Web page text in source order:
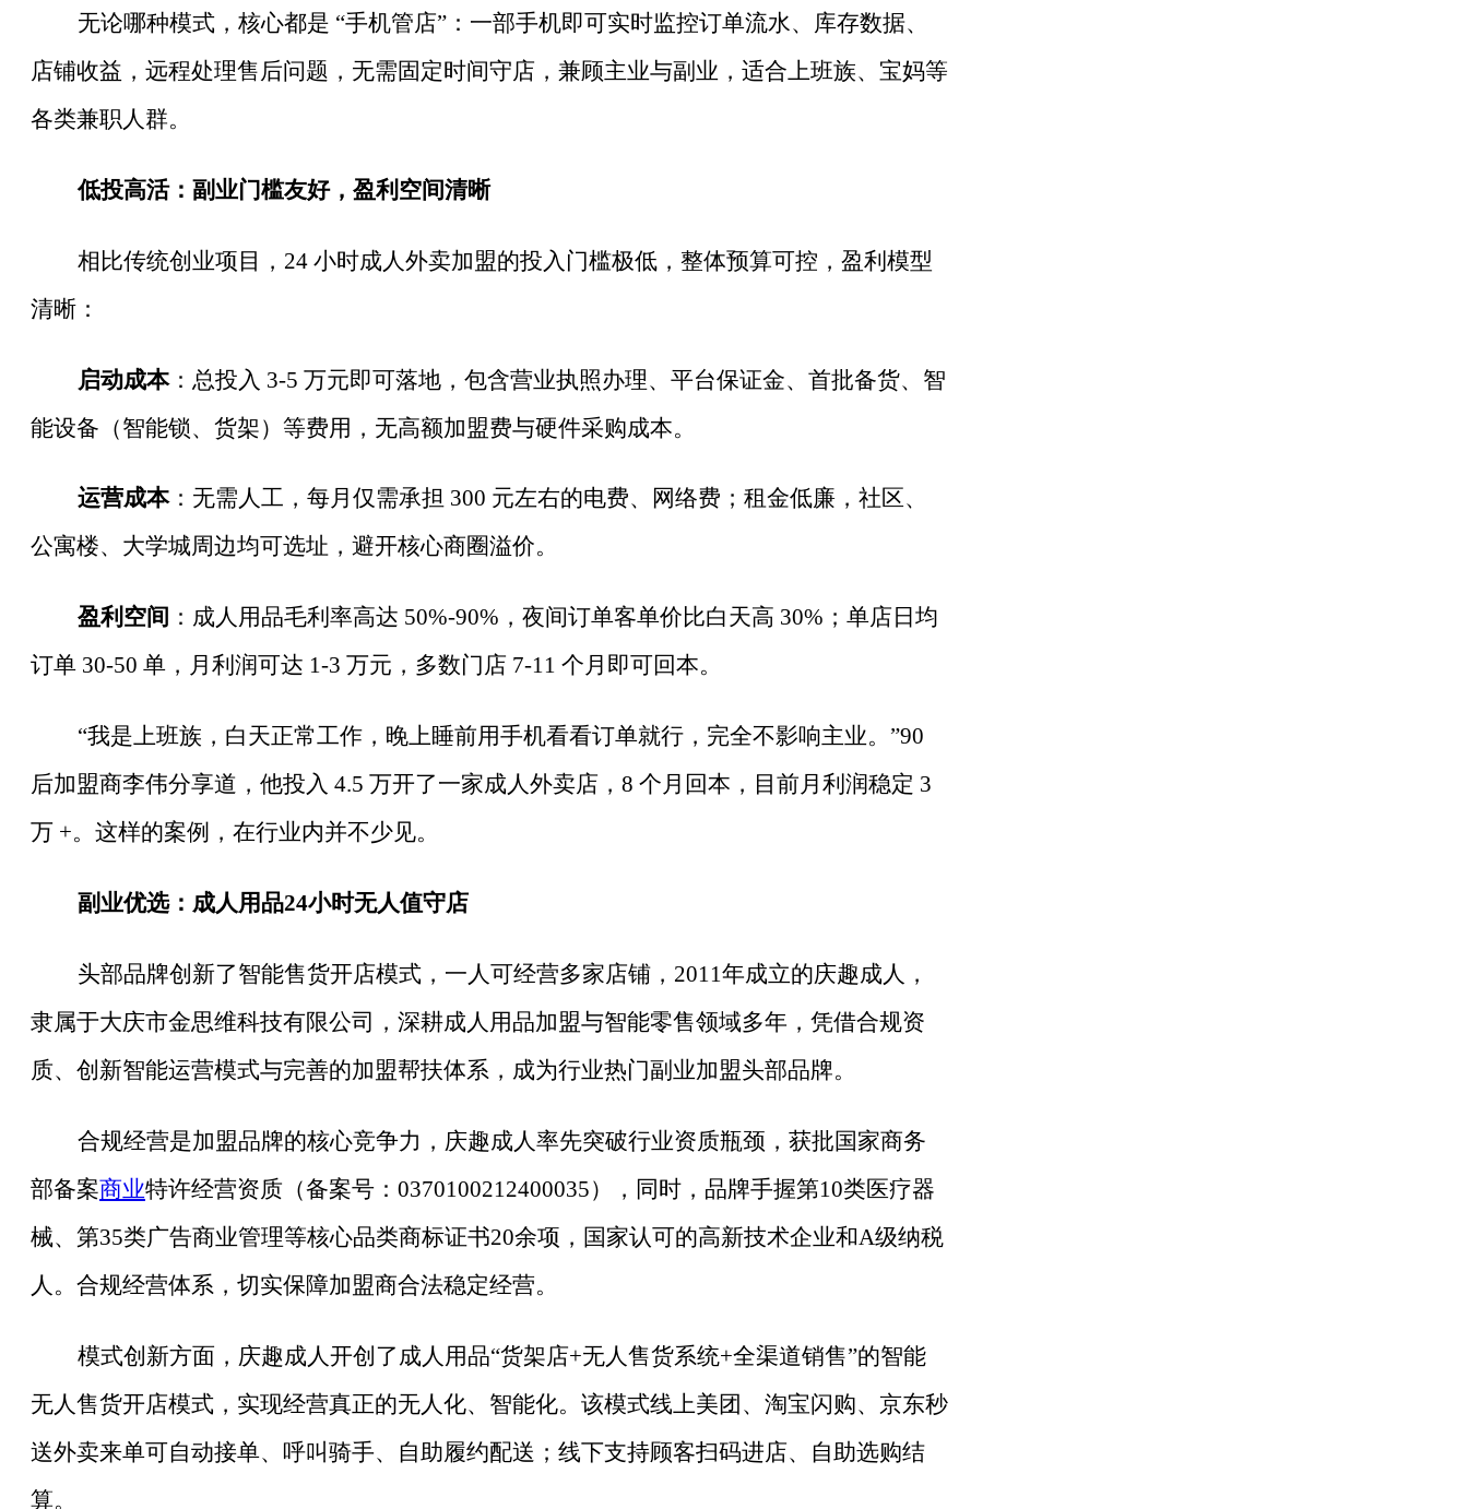
无论哪种模式，核心都是 “手机管店”：一部手机即可实时监控订单流水、库存数据、
店铺收益，远程处理售后问题，无需固定时间守店，兼顾主业与副业，适合上班族、宝妈等
各类兼职人群。
低投高活：副业门槛友好，盈利空间清晰
相比传统创业项目， 24 小时成人外卖加盟的投入门槛极低，整体预算可控，盈利模型
清晰：
启动成本：总投入 3-5 万元即可落地，包含营业执照办理、平台保证金、首批备货、智
能设备（智能锁、货架）等费用，无高额加盟费与硬件采购成本。
运营成本：无需人工，每月仅需承担 300 元左右的电费、网络费；租金低廉，社区、
公寓楼、大学城周边均可选址，避开核心商圈溢价。
盈利空间 ：成人用品毛利率高达 50%-90%，夜间订单客单价比白天高 30%；单店日均
订单 30-50 单，月利润可达 1-3 万元，多数门店 7-11 个月即可回本。
“我是上班族，白天正常工作，晚上睡前用手机看看订单就行，完全不影响主业。”90
后加盟商李伟分享道，他投入 4.5 万开了一家成人外卖店，8 个月回本，目前月利润稳定 3
万 +。这样的案例，在行业内并不少见。
副业优选：成人用品24小时无人值守店
头部品牌创新了智能售货开店模式，一人可经营多家店铺， 2011年成立的庆趣成人，
隶属于大庆市金思维科技有限公司，深耕成人用品加盟与智能零售领域多年，凭借合规资
质、创新智能运营模式与完善的加盟帮扶体系，成为行业热门副业加盟头部品牌。
合规经营是加盟品牌的核心竞争力，庆趣成人率先突破行业资质瓶颈，获批国家商务
部备案商业特许经营资质（备案号： 0370100212400035），同时，品牌手握第10类医疗器
械、第35类广告商业管理等核心品类商标证书20余项，国家认可的高新技术企业和A级纳税
人。合规经营体系，切实保障加盟商合法稳定经营。
模式创新方面，庆趣成人开创了成人用品“货架店+无人售货系统+全渠道销售”的智能
无人售货开店模式，实现经营真正的无人化、智能化。该模式线上美团、淘宝闪购、京东秒
送外卖来单可自动接单、呼叫骑手、自助履约配送；线下支持顾客扫码进店、自助选购结
算。